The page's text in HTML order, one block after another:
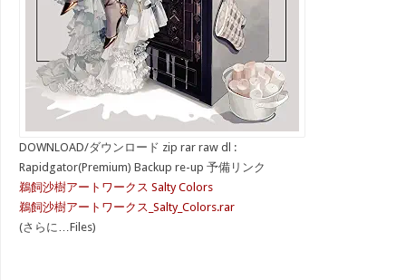
DOWNLOAD/ダウンロード zip rar raw dl :
Rapidgator(Premium) Backup re-up 予備リンク
鵜飼沙樹アートワークス Salty Colors
鵜飼沙樹アートワークス_Salty_Colors.rar
(さらに…Files)